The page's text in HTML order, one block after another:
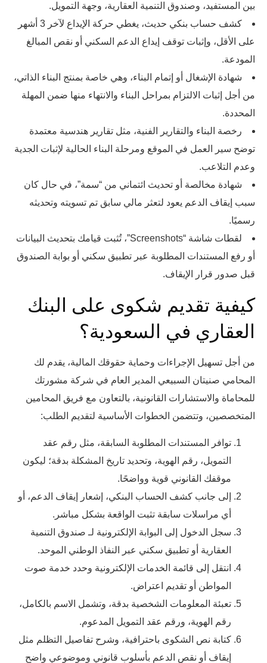
بين المستفيد، وصندوق التنمية العقارية، وجهة التمويل.
كشف حساب بنكي حديث، يغطي حركة الإيداع لآخر 3 أشهر
على الأقل، وإثبات توقف إيداع الدعم السكني أو نقص المبالغ
المودعة.
شهادة الإشغال أو إتمام البناء، وهي خاصة بمنتج البناء الذاتي،
من أجل إثبات الالتزام بمراحل البناء والانتهاء منها ضمن المهلة
المحددة.
رخصة البناء والتقارير الفنية، مثل تقارير هندسية معتمدة
توضح سير العمل في الموقع ومرحلة البناء الحالية لإثبات الجدية
وعدم التلاعب.
شهادة مخالصة أو تحديث ائتماني من “سمة”، في حال كان
سبب إيقاف الدعم يعود لتعثر مالي سابق تم تسويته وتحديثه
رسميًا.
لقطات شاشة “Screenshots”، تُثبت قيامك بتحديث البيانات
أو رفع المستندات المطلوبة عبر تطبيق سكني أو بوابة الصندوق
قبل صدور قرار الإيقاف.
كيفية تقديم شكوى على البنك
العقاري في السعودية؟
من أجل تسهيل الإجراءات وحماية حقوقك المالية، يقدم لك
المحامي صنيتان السبيعي المدير العام في شركة مشورتك
للمحاماة والاستشارات القانونية، بالتعاون مع فريق المحامين
المتخصصين، وتتضمن الخطوات الأساسية لتقديم الطلب:
توافر المستندات المطلوبة السابقة، مثل رقم عقد
التمويل، رقم الهوية، وتحديد تاريخ المشكلة بدقة؛ ليكون
موقفك القانوني قوية وواضحًا.
إلى جانب كشف الحساب البنكي، إشعار إيقاف الدعم، أو
أي مراسلات سابقة تثبت الواقعة بشكل مباشر.
سجل الدخول إلى البوابة الإلكترونية لـ صندوق التنمية
العقارية أو تطبيق سكني عبر النفاذ الوطني الموحد.
انتقل إلى قائمة الخدمات الإلكترونية وحدد خدمة صوت
المواطن أو تقديم اعتراض.
تعبئة المعلومات الشخصية بدقة، وتشمل الاسم بالكامل،
رقم الهوية، ورقم عقد التمويل المدعوم.
كتابة نص الشكوى باحترافية، وشرح تفاصيل التظلم مثل
إيقاف أو نقص الدعم بأسلوب قانوني وموضوعي واضح